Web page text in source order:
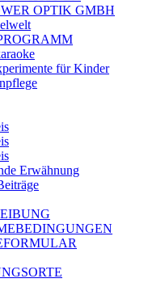
OPTIK GMBH
für Kinder
Erwähnung